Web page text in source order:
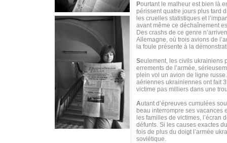
Pourtant le malheur est bien là
périssent quatre jours plus tard
les cruelles statistiques et
avant même ce déchaînement
Des crashs de ce genre
Allemagne, où trois avions de
la foule présente à la
Seulement, les civils ukrainiens
errements de l’armée,
plein vol un avion de ligne
aériennes ukrainiennes ont fait
victime pas milliers dans une
Autant d’épreuves cumulées
beau interrompre ses vacances
les familles de victimes, l’écran
défunts. Si les causes exactes
fois de plus du doigt l’armée
soviétique.